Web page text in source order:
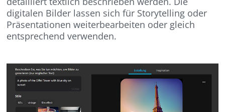
digitalen Bilder lassen sich für Storytelling oder
Präsentationen weiterbearbeiten oder gleich
entsprechend verwenden.